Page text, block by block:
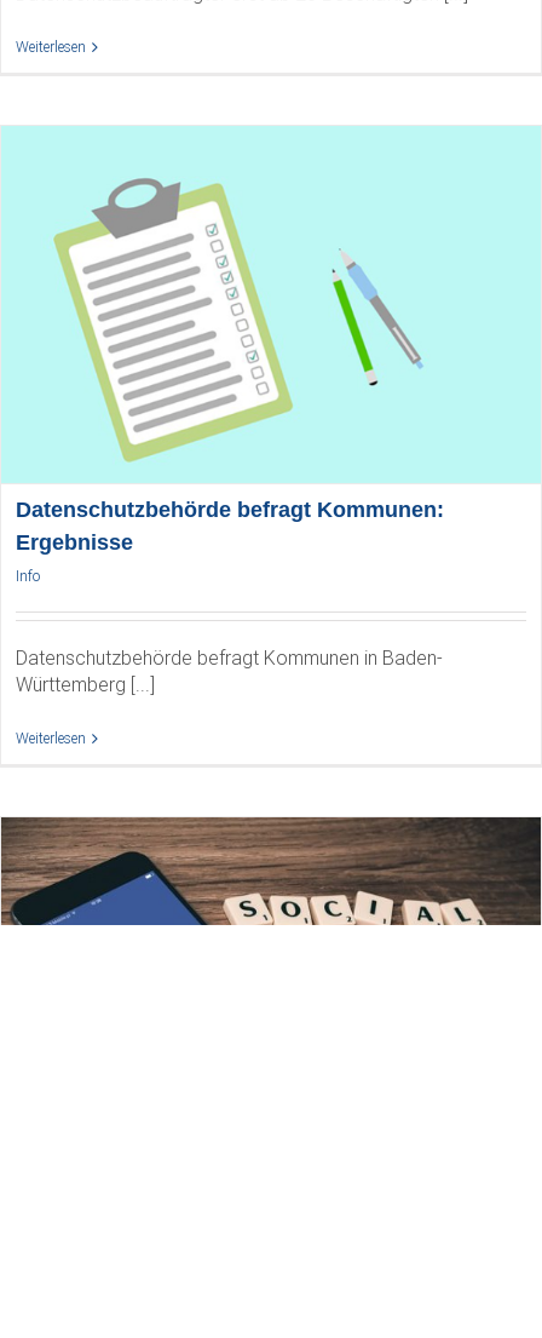
Weiterlesen
Datenschutzbehörde befragt Kommunen:
Ergebnisse
Info
Datenschutzbehörde befragt Kommunen in Baden-
Württemberg [...]
Weiterlesen